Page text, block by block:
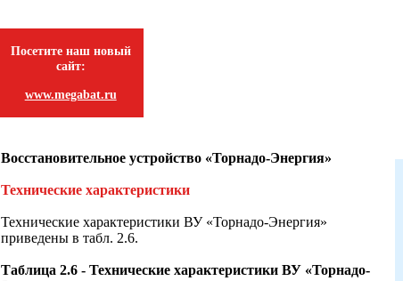
Посетите наш новый
сайт:
www.megabat.ru
Восстановительное устройство «Торнадо-Энергия»
Технические характеристики
Технические характеристики ВУ «Торнадо-Энергия»
приведены в табл. 2.6.
Таблица 2.6 - Технические характеристики ВУ «Торнадо-